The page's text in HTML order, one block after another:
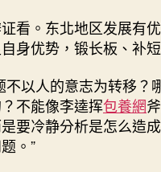
看。东北地区发展有
身优势，锻长板、补
不以人的意志为转移？
不能像李逵挥包養網
要冷静分析是怎么造
。”